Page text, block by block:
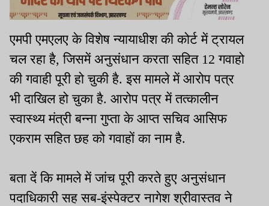
एमपी एमएलए के विशेष न्यायाधीश की कोर्ट में ट्रायल
चल रहा है, जिसमें अनुसंधान करता सहित 12 गवाहो
की गवाही पूरी हो चुकी है. इस मामले में आरोप पत्र
भी दाखिल हो चुका है. आरोप पत्र में तत्कालीन
स्वास्थ्य मंत्री बन्ना गुप्ता के आप्त सचिव आसिफ
एकराम सहित छह को गवाहों का नाम है.
बता दें कि मामले में जांच पूरी करते हुए अनुसंधान
पदाधिकारी सह सब-इंस्पेक्टर नागेश श्रीवास्तव ने